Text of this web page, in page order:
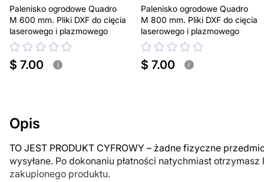
Palenisko ogrodowe Quadro
M 600 mm. Pliki DXF do cięcia
laserowego i plazmowego
$ 7.00 i
Palenisko ogrodowe Quadro
M 800 mm. Pliki DXF do cięcia
laserowego i plazmowego
$ 7.00 i
Opis
TO JEST PRODUKT CYFROWY – żadne fizyczne
wysyłane. Po dokonaniu płatności natychmiast
zakupionego produktu.